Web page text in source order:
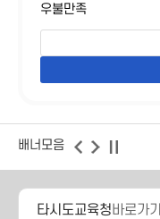
우불만족
배너모음
타시도교육청 바로가기